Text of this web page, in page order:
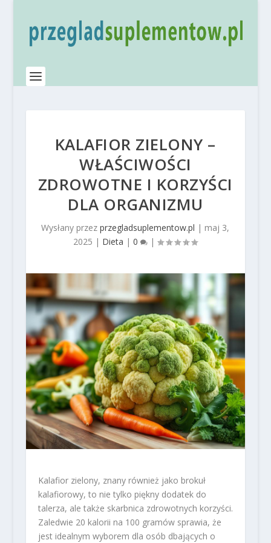
KALAFIOR ZIELONY –
WŁAŚCIWOŚCI
ZDROWOTNE I KORZYŚCI
DLA ORGANIZMU
Wysłany przezprzegladsuplementow.pl | maj 3,
2025 | Dieta |0 |
Kalafior zielony, znany również jako brokuł
kalafiorowy, to nie tylko piękny dodatek do
talerza, ale także skarbnica zdrowotnych korzyści.
Zaledwie 20 kalorii na 100 gramów sprawia, że
jest idealnym wyborem dla osób dbających o